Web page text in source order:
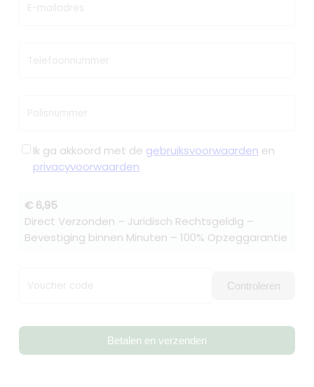
E-mailadres
Telefoonnummer
Polisnummer
Ik ga akkoord met de gebruiksvoorwaarden en
privacyvoorwaarden
€ 6,95
Direct Verzonden – Juridisch Rechtsgeldig –
Bevestiging binnen Minuten – 100% Opzeggarantie
Voucher code Controleren
Betalen en verzenden